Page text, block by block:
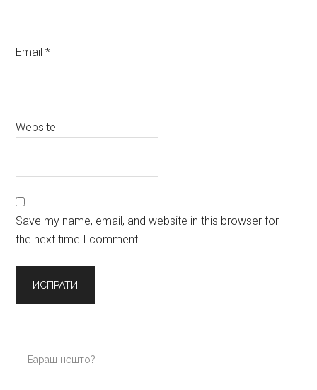
Email*
Website
Save my name, email, and website in this browser for
the next time I comment.
Primary
Sidebar
нешто?